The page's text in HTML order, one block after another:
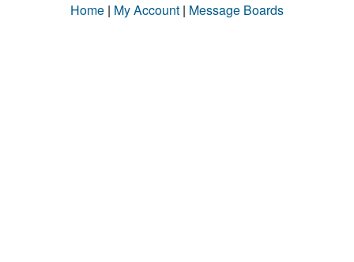
Home | My Account | Message Boards